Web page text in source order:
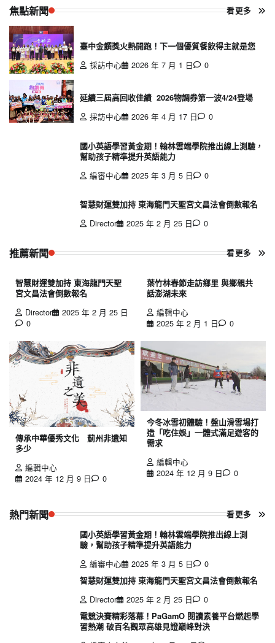
焦點新聞 看更多
臺中金饌獎火熱開跑！下一個優質餐飲得主就是您
採訪中心
2026 年 7 月 1 日 0
延續三屆高回收佳績 2026物調券第一波4/24登場
採訪中心
2026 年 4 月 17 日 0
國小英語學習黃金期！翰林雲端學院推出線上測驗，
幫助孩子精準提升英語能力
編審中心
2025 年 3 月 5 日 0
智慧財運雙加持 東海龍門天聖宮文昌法會倒數報名
Director
2025 年 2 月 25 日 0
推薦新聞 看更多
智慧財運雙加持 東海龍門天聖
宮文昌法會倒數報名
Director
2025 年 2 月 25 日
0
葉竹林春節走訪鄉里 與鄉親共
話澎湖未來
編輯中心
2025 年 2 月 1 日
0
傳承中華優秀文化 薊州非遺知
多少
編輯中心
2024 年 12 月 9 日
0
今冬冰雪初體驗！盤山滑雪場打
造「吃住娛」一體式滿足遊客的
需求
編輯中心
2024 年 12 月 9 日
0
熱門新聞 看更多
國小英語學習黃金期！翰林雲端學院推出線上測
驗，幫助孩子精準提升英語能力
編審中心
2025 年 3 月 5 日
0
智慧財運雙加持 東海龍門天聖宮文昌法會倒數報名
Director
2025 年 2 月 25 日
0
電競決賽精彩落幕！PaGamO 閱讀素養平台燃起學
習熱潮 破百名觀眾高雄見證巔峰對決